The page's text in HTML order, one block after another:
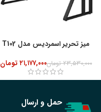
میز تحریر اسمردیس مدل T102
۲۳,۵۳۰,۰۰۰ تومان۲۱,۱۷۷,۰۰۰ تومان
حمل و ارسال